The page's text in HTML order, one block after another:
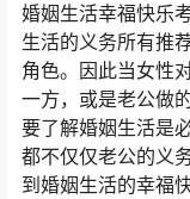
婚姻生活幸福快乐
生活的义务所有推
角色。因此当女性
一方，或是老公做
要了解婚姻生活是
都不仅仅老公的义
到婚姻生活的幸福